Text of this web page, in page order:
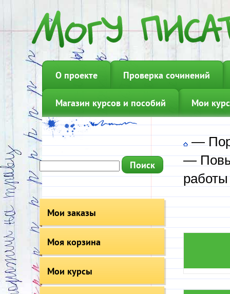
О проекте Проверка сочинений
Магазин курсов и пособий Мои
Мои заказы
Моя корзина
Мои курсы
—
—
работы